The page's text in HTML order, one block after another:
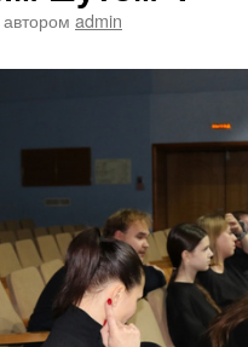
автором admin